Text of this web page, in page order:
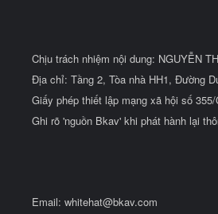
Chịu trách nhiệm nội dung: NGUYỄN
Địa chỉ: Tầng 2, Tòa nhà HH1, Đường
Giấy phép thiết lập mạng xã hội số
Ghi rõ 'nguồn Bkav' khi phát hành lại
Email: whitehat@bkav.com